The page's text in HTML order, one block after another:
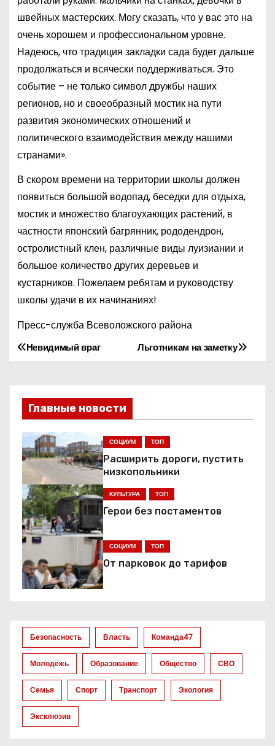
швейных мастерских. Могу сказать, что у вас это на
очень хорошем и профессиональном уровне.
Надеюсь, что традиция закладки сада будет дальше
продолжаться и всячески поддерживаться. Это
событие – не только символ дружбы наших
регионов, но и своеобразный мостик на пути
развития экономических отношений и
политического взаимодействия между нашими
странами».
В скором времени на территории школы должен
появиться большой водопад, беседки для отдыха,
мостик и множество благоухающих растений, в
частности японский багрянник, рододендрон,
остролистный клен, различные виды луизиании и
большое количество других деревьев и
кустарников. Пожелаем ребятам и руководству
школы удачи в их начинаниях!
Пресс-служба Всеволожского района
Н
в
и
г
а
ц
и
я
п
Льготникам на заметку
Невидимый враг
Главные новости
СОЦИУМ ТОП
Расширить дороги, пустить
низкопольники
КУЛЬТУРА ТОП
Герои без постаментов
СОЦИУМ ТОП
От парковок до тарифов
Безопасность Власть Команда47
Молодёжь Образование Общество СВО
Семья Спорт Транспорт Экология
Эксклюзив